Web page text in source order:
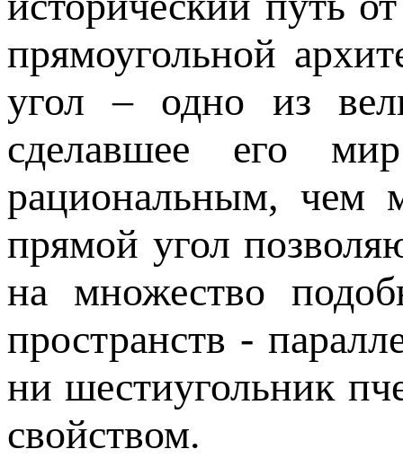
прямоугольной
угол – одно из
сделавшее его
рациональным, чем
прямой угол
на множество
пространств -
ни шестиугольник
свойством.